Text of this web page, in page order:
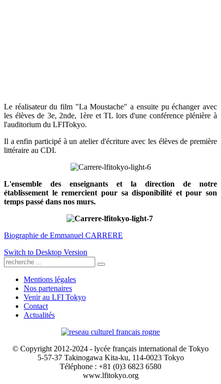
Le réalisateur du film "La Moustache" a ensuite pu échanger avec
les élèves de 3e, 2nde, 1ère et TL lors d'une conférence plénière à
l'auditorium du LFITokyo.
Il a enfin participé à un atelier d'écriture avec les élèves de première
littéraire au CDI.
L'ensemble des enseignants et la direction de notre
établissement le remercient pour sa disponibilité et pour son
temps passé dans nos murs.
Biographie de Emmanuel CARRERE
Switch to Desktop Version
Mentions légales
Nos partenaires
Venir au LFI Tokyo
Contact
Actualités
© Copyright 2012-2024 - lycée français international de Tokyo
5-57-37 Takinogawa Kita-ku, 114-0023 Tokyo
Téléphone : +81 (0)3 6823 6580
www.lfitokyo.org